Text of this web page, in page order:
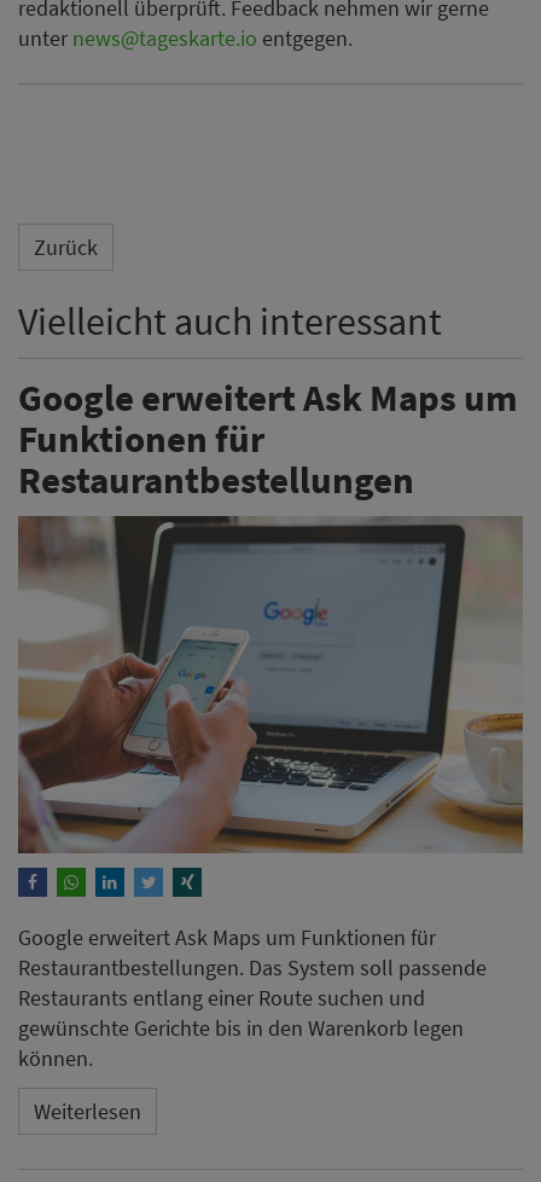
redaktionell überprüft. Feedback nehmen wir gerne
unter news@tageskarte.io entgegen.
Zurück
Vielleicht auch interessant
Google erweitert Ask Maps um
Funktionen für
Restaurantbestellungen
Google erweitert Ask Maps um Funktionen für
Restaurantbestellungen. Das System soll passende
Restaurants entlang einer Route suchen und
gewünschte Gerichte bis in den Warenkorb legen
können.
Weiterlesen